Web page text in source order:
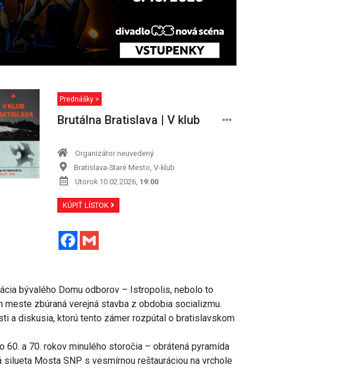
Prednášky >
Brutálna Bratislava | V klub
Organizátor neuvedený
Bratislava-Staré Mesto, V-klub
Utorok 10.02.2026, 19:00
KÚPIŤ LÍSTOK
Facebook
bývalého Domu odborov – Istropolis, nebolo to
meste zbúraná verejná stavba z obdobia socializmu.
a diskusia, ktorú tento zámer rozpútal o bratislavskom
60. a 70. rokov minulého storočia – obrátená pyramída
Mosta SNP s vesmírnou reštauráciou na vrchole